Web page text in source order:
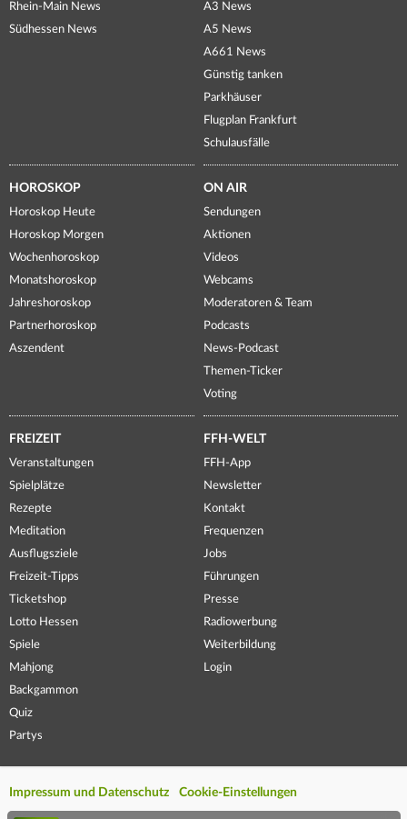
Rhein-Main News
Südhessen News
A3 News
A5 News
A661 News
Günstig tanken
Parkhäuser
Flugplan Frankfurt
Schulausfälle
HOROSKOP
Horoskop Heute
Horoskop Morgen
Wochenhoroskop
Monatshoroskop
Jahreshoroskop
Partnerhoroskop
Aszendent
ON AIR
Sendungen
Aktionen
Videos
Webcams
Moderatoren & Team
Podcasts
News-Podcast
Themen-Ticker
Voting
FREIZEIT
Veranstaltungen
Spielplätze
Rezepte
Meditation
Ausflugsziele
Freizeit-Tipps
Ticketshop
Lotto Hessen
Spiele
Mahjong
Backgammon
Quiz
Partys
FFH-WELT
FFH-App
Newsletter
Kontakt
Frequenzen
Jobs
Führungen
Presse
Radiowerbung
Weiterbildung
Login
Impressum und Datenschutz Cookie-Einstellungen